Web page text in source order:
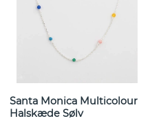
Santa Monica Multicolour
Halskæde Sølv